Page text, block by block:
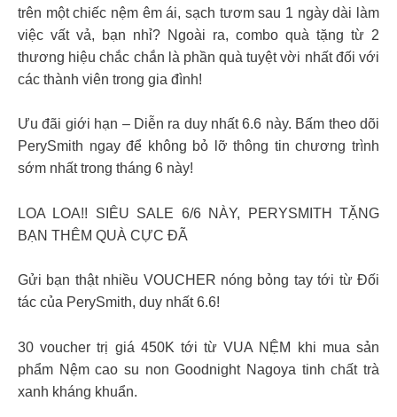
trên một chiếc nệm êm ái, sạch tươm sau 1 ngày dài làm
việc vất vả, bạn nhỉ? Ngoài ra, combo quà tặng từ 2
thương hiệu chắc chắn là phần quà tuyệt vời nhất đối với
các thành viên trong gia đình!
Ưu đãi giới hạn – Diễn ra duy nhất 6.6 này. Bấm theo dõi
PerySmith ngay để không bỏ lỡ thông tin chương trình
sớm nhất trong tháng 6 này!
LOA LOA!! SIÊU SALE 6/6 NÀY, PERYSMITH TẶNG
BẠN THÊM QUÀ CỰC ĐÃ
Gửi bạn thật nhiều VOUCHER nóng bỏng tay tới từ Đối
tác của PerySmith, duy nhất 6.6!
30 voucher trị giá 450K tới từ VUA NỆM khi mua sản
phẩm Nệm cao su non Goodnight Nagoya tinh chất trà
xanh kháng khuẩn.